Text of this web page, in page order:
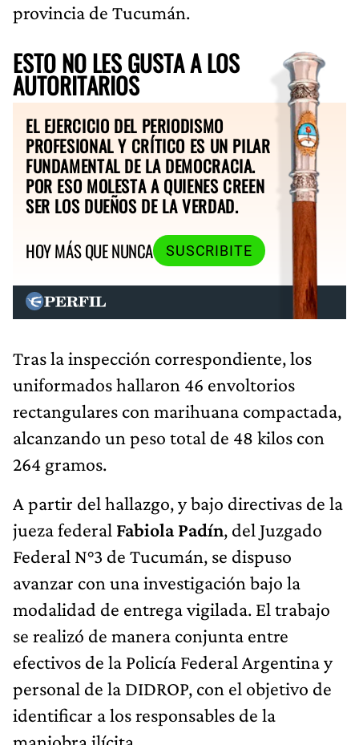
provincia de Tucumán.
ESTO NO LES GUSTA A LOS
AUTORITARIOS
EL EJERCICIO DEL PERIODISMO
PROFESIONAL Y CRÍTICO ES UN PILAR
FUNDAMENTAL DE LA DEMOCRACIA.
POR ESO MOLESTA A QUIENES CREEN
SER LOS DUEÑOS DE LA VERDAD.
HOY MÁS QUE NUNCA
SUSCRIBITE
Tras la inspección correspondiente, los
uniformados hallaron 46 envoltorios
rectangulares con marihuana compactada,
alcanzando un peso total de 48 kilos con
264 gramos.
A partir del hallazgo, y bajo directivas de la
jueza federal Fabiola Padín, del Juzgado
Federal N°3 de Tucumán, se dispuso
avanzar con una investigación bajo la
modalidad de entrega vigilada. El trabajo
se realizó de manera conjunta entre
efectivos de la Policía Federal Argentina y
personal de la DIDROP, con el objetivo de
identificar a los responsables de la